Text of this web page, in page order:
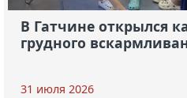
В Гатчине открылся
грудного
31 июля 2026